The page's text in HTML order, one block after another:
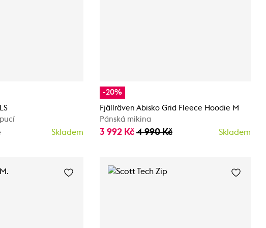
Skladem
-20%
Fjällräven Abisko Grid Fleece Hoodie M
Pánská mikina
3 992 Kč 4 990 Kč Skladem